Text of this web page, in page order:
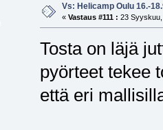
Vs: Helicamp Oulu 16.-
« Vastaus #111 : 23
Tosta on läjä
pyörteet tekee
että eri